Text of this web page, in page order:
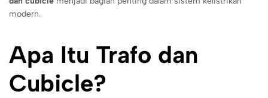
modern.
Apa Itu Trafo dan
Cubicle?